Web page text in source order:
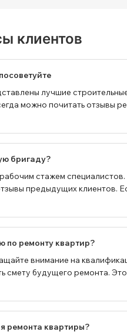
клиентов
лучшие
можно почитать отзывы
бригаду?
стажем
предыдущих клиентов.
по ремонту квартир?
внимание на
смету будущего ремонта.
ремонта квартиры?